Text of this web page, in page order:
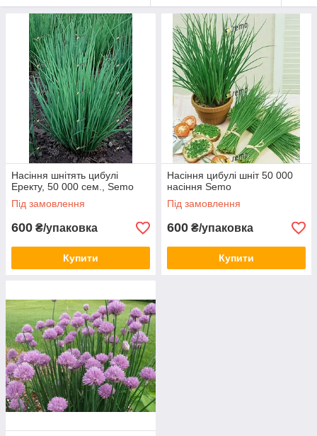
Насіння шнітять цибулі
Еректу, 50 000 сем., Semo
Під замовлення
600 ₴/упаковка
Купити
Насіння цибулі шніт 50 000
насіння Semo
Під замовлення
600 ₴/упаковка
Купити